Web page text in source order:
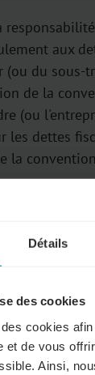
Détails
des cookies
cookies
et de vous
Ainsi,
aux
(ou du sous-
de la
(ou
les dettes
la
sur
pour les